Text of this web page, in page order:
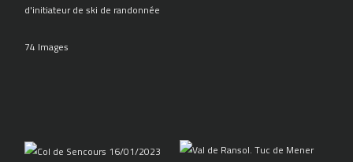
d'initiateur de ski de randonnée
74 Images